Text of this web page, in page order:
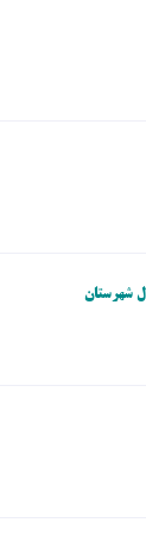
شهرستان